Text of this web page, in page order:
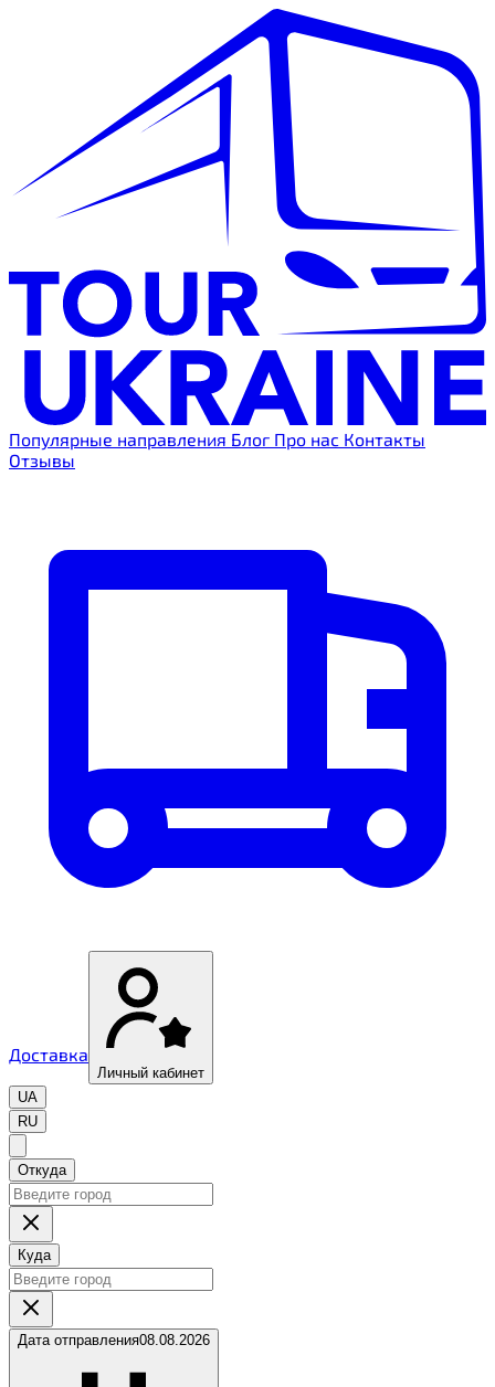
Популярные направления Блог Про нас Контакты
Отзывы
Доставка
Личный кабинет
UA
RU
Откуда
Куда
Дата отправления08.08.2026